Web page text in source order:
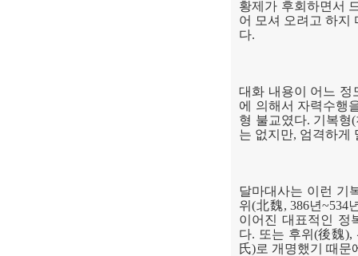
황제가 후회하면서
어 모셔 오려고 하지
다.
대화 내용이 어느 정
에 의해서 자력수행
형 불교였다. 기복형(
는 없지만, 엄격하게
달마대사는 이런 기
위 (北魏, 386년~534
이어진 대표적인 정
다. 또는 후위 (後魏),
氏)로 개명했기 때문